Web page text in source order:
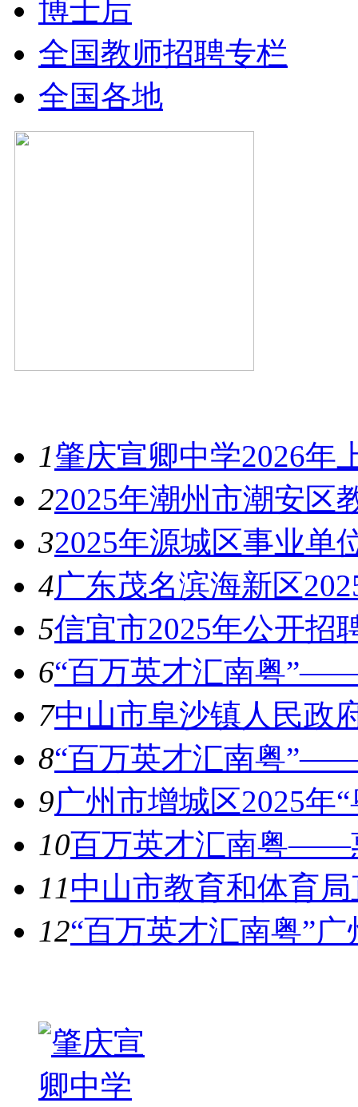
博士后
全国教师招聘专栏
全国各地
1肇庆宣卿中学2026年
22025年潮州市潮安区
32025年源城区事业单
4广东茂名滨海新区
5信宜市2025年公开招
6“百万英才汇南粤
7中山市阜沙镇人民政
8“百万英才汇南粤
9广州市增城区2025年
10百万英才汇南粤——
11中山市教育和体育
12“百万英才汇南粤”